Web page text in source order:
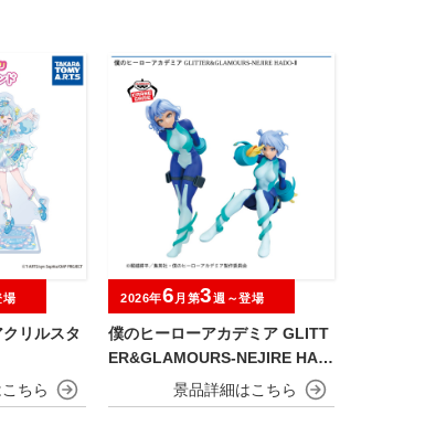
リルスタ
場
僕のヒーローアカデミア GLITT
ER&GLAMOURS-NEJIRE HAD
2026年6 月第3週～登場